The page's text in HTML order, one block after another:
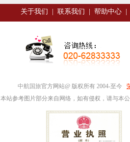
关于我们 联系我们 帮助中心
中航国旅官方网站@ 版权所有 2004-至今
本站参考图片部分来自网络，如有侵权，请与本